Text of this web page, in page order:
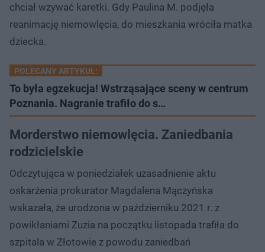
chciał wzywać karetki. Gdy Paulina M. podjęła
reanimację niemowlęcia, do mieszkania wróciła matka
dziecka.
POLECANY ARTYKUŁ:
To była egzekucja! Wstrząsające sceny w centrum
Poznania. Nagranie trafiło do s…
Morderstwo niemowlęcia. Zaniedbania
rodzicielskie
Odczytująca w poniedziałek uzasadnienie aktu
oskarżenia prokurator Magdalena Mączyńska
wskazała, że urodzona w październiku 2021 r. z
powikłaniami Zuzia na początku listopada trafiła do
szpitala w Złotowie z powodu zaniedbań